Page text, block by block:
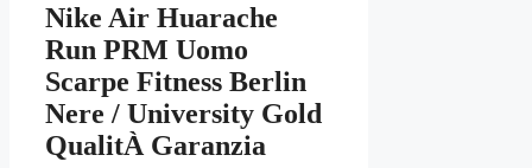
Nike Air Huarache
Run PRM Uomo
Scarpe Fitness Berlin
Nere / University Gold
QualitÀ Garanzia